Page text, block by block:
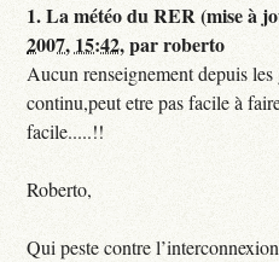
1.La météo du RER (mise à
2007, 15:42,parroberto
Aucun renseignement depuis
continu,peut etre pas facile à
facile.....!!
Roberto,
Qui peste contre